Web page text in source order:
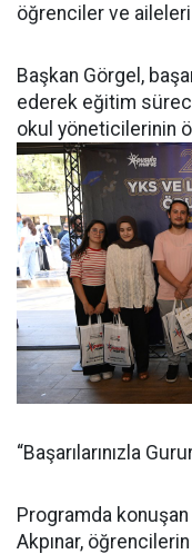
öğrenciler ve aileleri
Başkan Görgel,
ederek eğitim
okul yöneticilerinin
“Başarılarınızla
Programda
Akpınar,